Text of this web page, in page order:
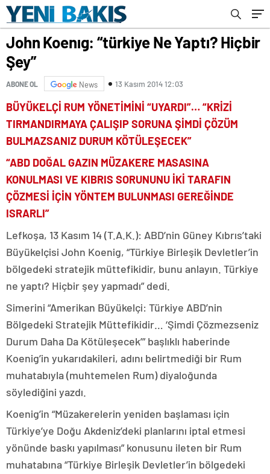
John Koenıg: “türkiye Ne Yaptı? Hiçbir
Şey”
ABONE OL News 13 Kasım 2014 12:03
BÜYÜKELÇİ RUM YÖNETİMİNİ “UYARDI”… “KRİZİ
TIRMANDIRMAYA ÇALIŞIP SORUNA ŞİMDİ ÇÖZÜM
BULMAZSANIZ DURUM KÖTÜLEŞECEK”
“ABD DOĞAL GAZIN MÜZAKERE MASASINA
KONULMASI VE KIBRIS SORUNUNU İKİ TARAFIN
ÇÖZMESİ İÇİN YÖNTEM BULUNMASI GEREĞİNDE
ISRARLI”
Lefkoşa, 13 Kasım 14 (T.A.K.): ABD’nin Güney Kıbrıs’taki
Büyükelçisi John Koenig, “Türkiye Birleşik Devletler’in
bölgedeki stratejik müttefikidir, bunu anlayın. Türkiye
ne yaptı? Hiçbir şey yapmadı” dedi.
Simerini “Amerikan Büyükelçi: Türkiye ABD’nin
Bölgedeki Stratejik Müttefikidir… ‘Şimdi Çözmezseniz
Durum Daha Da Kötüleşecek’” başlıklı haberinde
Koenig’in yukarıdakileri, adını belirtmediği bir Rum
muhatabıyla (muhtemelen Rum) diyaloğunda
söylediğini yazdı.
Koenig’in “Müzakerelerin yeniden başlaması için
Türkiye’ye Doğu Akdeniz’deki planlarını iptal etmesi
yönünde baskı yapılması” konusunu ileten bir Rum
muhatabına “Türkiye Birleşik Devletler’in bölgedeki